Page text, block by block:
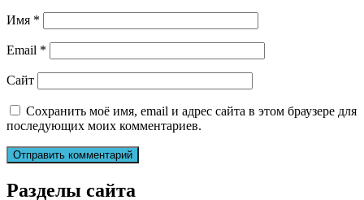
Имя *
Email *
Сайт
Сохранить моё имя, email и адрес сайта в этом браузере для
последующих моих комментариев.
Разделы сайта